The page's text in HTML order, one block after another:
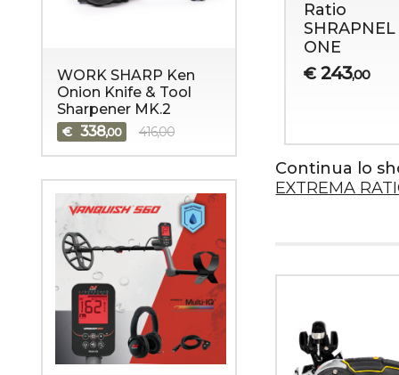
447,00
Ratio
SHRAPNEL
ONE
€ 243,00
Continua lo
EXTREMA
WORK SHARP Ken
Onion Knife & Tool
Sharpener MK.2
€ 338,00 416,00